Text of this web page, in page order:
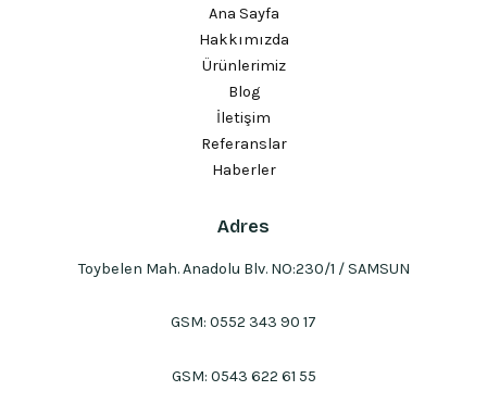
Ana Sayfa
Hakkımızda
Ürünlerimiz
Blog
İletişim
Referanslar
Haberler
Adres
Toybelen Mah. Anadolu Blv. NO:230/1 / SAMSUN
GSM: 0552 343 90 17
GSM: 0543 622 61 55